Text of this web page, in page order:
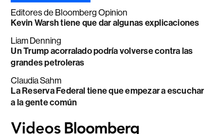
Editores de Bloomberg Opinion
Kevin Warsh tiene que dar algunas explicaciones
Liam Denning
Un Trump acorralado podría volverse contra las
grandes petroleras
Claudia Sahm
La Reserva Federal tiene que empezar a escuchar
a la gente común